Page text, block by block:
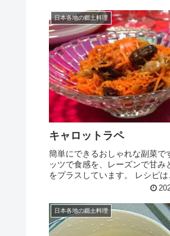
肉（モモ肉）こんにゃくごぼう
ねぎせりきりたんぽ...
日本各地の郷土料理
キャロットラペ
簡単にできるおしゃれな副菜で
ッツで食感を、レーズンで甘み
をプラスしています。 レシピは
（楽天レシピ） 約30分 300円
（にんじんの塩もみ用）【調味
リーブオイル酢はちみつ粒...
日本各地の郷土料理